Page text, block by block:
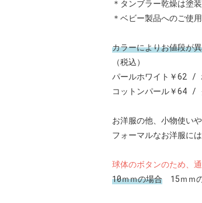
＊タンブラー乾燥は塗
＊ベビー製品へのご使
カラーによりお値段が
（税込）
パールホワイト￥62 /
コットンパール￥64
お洋服の他、小物使い
フォーマルなお洋服に
球体のボタンのため、
10ｍｍの場合15ｍｍの